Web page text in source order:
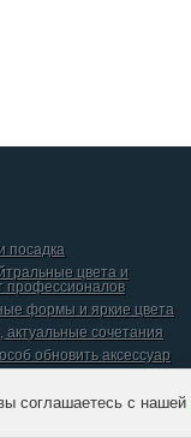
посадка
цвета и
профессионалов
формы и яркие цвета
актуальные сочетания
обновить аксессуар
соглашаетесь с нашей